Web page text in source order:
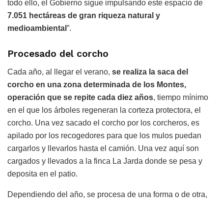
todo ello, el Gobierno sigue impulsando este espacio de
7.051 hectáreas de gran riqueza natural y
medioambiental ”.
Procesado del corcho
Cada año, al llegar el verano, se realiza la saca del
corcho en una zona determinada de los Montes,
operación que se repite cada diez años, tiempo mínimo
en el que los árboles regeneran la corteza protectora, el
corcho. Una vez sacado el corcho por los corcheros, es
apilado por los recogedores para que los mulos puedan
cargarlos y llevarlos hasta el camión. Una vez aquí son
cargados y llevados a la finca La Jarda donde se pesa y
deposita en el patio.
Dependiendo del año, se procesa de una forma o de otra,